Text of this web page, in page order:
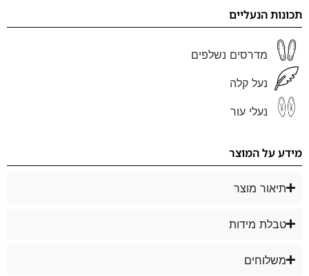
תכונות הנעליים
מדרסים נשלפים
נעל קלה
נעלי עור
מידע על המוצר
תיאור מוצר
טבלת מידות
משלוחים